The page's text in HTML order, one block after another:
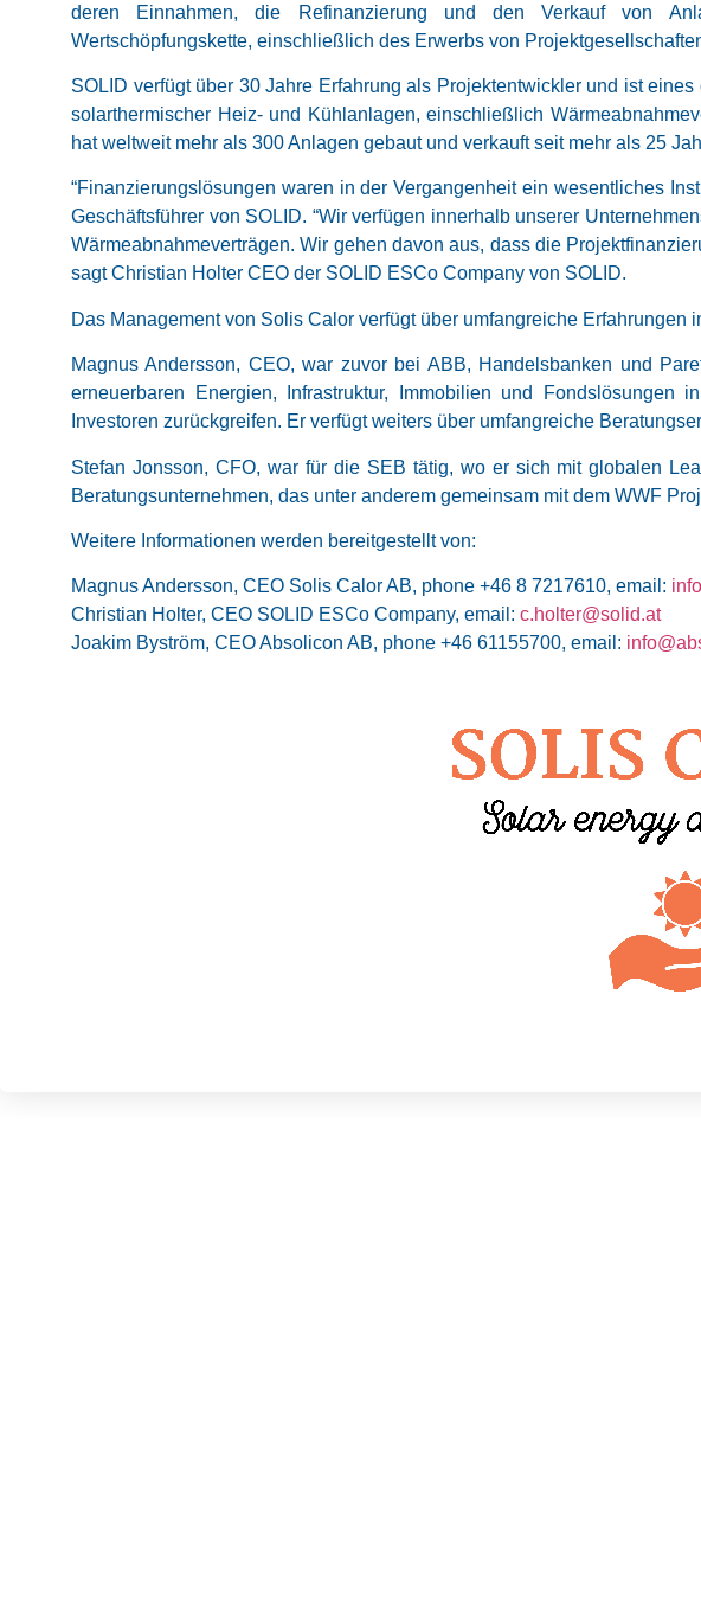
deren Einnahmen, die Refinanzierung und den Verkauf von
Wertschöpfungskette, einschließlich des Erwerbs von
SOLID verfügt über 30 Jahre Erfahrung als Projektentwickler und ist
solarthermischer Heiz- und Kühlanlagen, einschließlich
hat weltweit mehr als 300 Anlagen gebaut und verkauft seit mehr als 25
“Finanzierungslösungen waren in der Vergangenheit ein wesentliches
Geschäftsführer von SOLID. “Wir verfügen innerhalb unserer
Wärmeabnahmeverträgen. Wir gehen davon aus, dass die
sagt Christian Holter CEO der SOLID ESCo Company von SOLID.
Das Management von Solis Calor verfügt über umfangreiche Erfahrungen
Magnus Andersson, CEO, war zuvor bei ABB, Handelsbanken und
erneuerbaren Energien, Infrastruktur, Immobilien und
Investoren zurückgreifen. Er verfügt weiters über umfangreiche
Stefan Jonsson, CFO, war für die SEB tätig, wo er sich mit globalen
Beratungsunternehmen, das unter anderem gemeinsam mit dem WWF
Weitere Informationen werden bereitgestellt von:
Magnus Andersson, CEO Solis Calor AB, phone +46 8 7217610, email:
Christian Holter, CEO SOLID ESCo Company, email: c.holter@solid.at
Joakim Byström, CEO Absolicon AB, phone +46 61155700, email: